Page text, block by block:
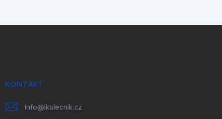
KONTAKT
info@ikulecnik.cz